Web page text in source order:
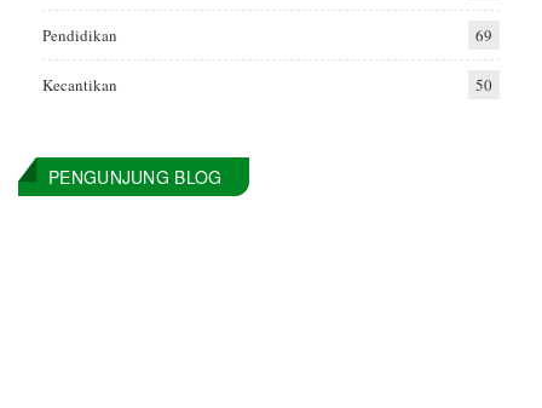
Pendidikan 69
Kecantikan 50
PENGUNJUNG BLOG